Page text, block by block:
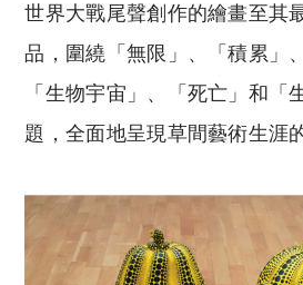
世界大戰尾聲創作的繪畫至其
品，圍繞「無限」、「積累」
「生物宇宙」、「死亡」和「
題，全面地呈現草間藝術生涯